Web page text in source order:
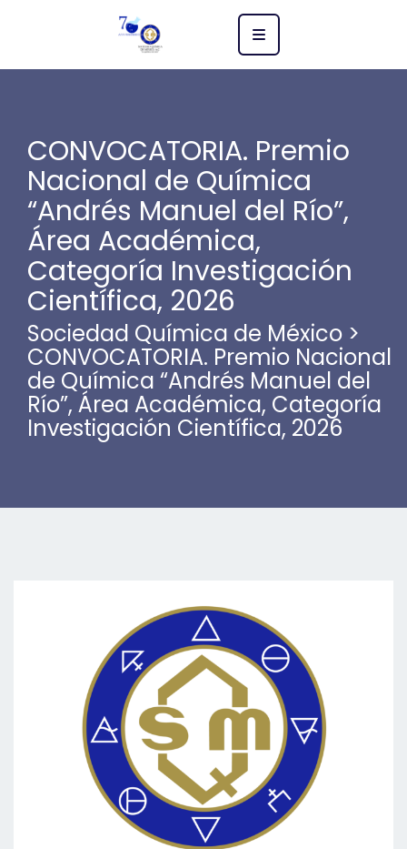
CONVOCATORIA. Premio
Nacional de Química
“Andrés Manuel del Río”,
Área Académica,
Categoría Investigación
Científica, 2026
Sociedad Química de México >
CONVOCATORIA. Premio Nacional
de Química “Andrés Manuel del
Río”, Área Académica, Categoría
Investigación Científica, 2026